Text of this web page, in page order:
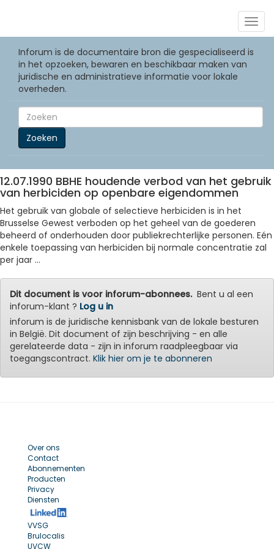
Inforum is de documentaire bron die gespecialiseerd is
in het opzoeken, bewaren en beschikbaar maken van
juridische en administratieve informatie voor lokale
overheden.
Zoeken
12.07.1990 BBHE houdende verbod van het gebruik
van herbiciden op openbare eigendommen
Het gebruik van globale of selectieve herbiciden is in het
Brusselse Gewest verboden op het geheel van de goederen
beheerd of onderhouden door publiekrechterlijke personen. Eén
enkele toepassing van herbiciden bij normale concentratie zal
per jaar ...
Dit document is voor inforum-abonnees.Bent u al een
inforum-klant ? Log u in
inforum is de juridische kennisbank van de lokale besturen
in België. Dit document of zijn beschrijving - en alle
gerelateerde data - zijn in inforum raadpleegbaar via
toegangscontract. Klik hier om je te abonneren
Over ons
Contact
Abonnementen
Producten
Privacy
Diensten
VVSG
Brulocalis
UVCW